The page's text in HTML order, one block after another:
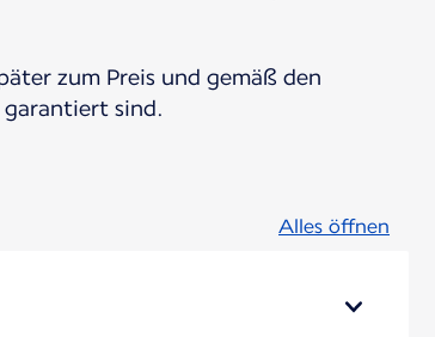
zum Preis und gemäß den
sind.
Alles öffnen